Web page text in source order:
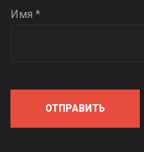
Имя *
ОТПРАВИТЬ